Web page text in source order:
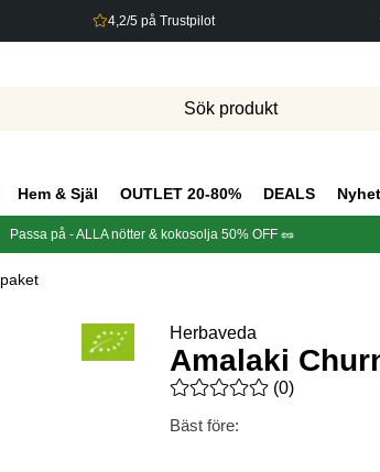
4,2/5 på Trustpilot
Hem & Själ OUTLET 20-80% DEALS
Passa på - ALLA nötter & kokosolja 50% OFF 🥜
Herbaveda
Amalaki
Medelbetyg 0 av 5 Antal
(0)
Bäst före: